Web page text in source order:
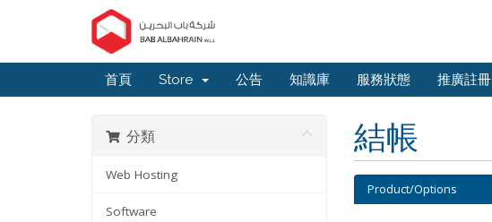
首頁 Store 公告 知識庫 服務狀態 推廣註冊
分類
Web Hosting
Software
結帳
Product/Options